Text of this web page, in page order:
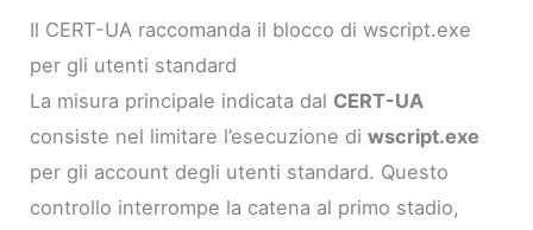
Il CERT-UA raccomanda il blocco di wscript.exe
per gli utenti standard
La misura principale indicata dal CERT-UA
consiste nel limitare l’esecuzione diwscript.exe
per gli account degli utenti standard. Questo
controllo interrompe la catena al primo stadio,